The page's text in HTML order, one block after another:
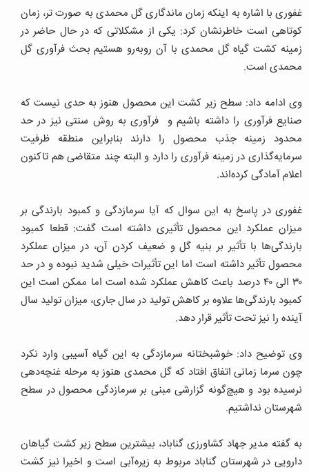
غفوری با اشاره به اینکه زمان ماندگاری گل محمدی به صورت تر، زمان
کوتاهی است خاطرنشان کرد: یکی از مشکلاتی که در حال حاضر در
زمینه کشت گیاه گل محمدی با آن روبه‌رو هستیم بحث فرآوری گل
محمدی است.
وی ادامه داد: سطح زیر کشت این محصول هنوز به حدی نیست که
صنایع فرآوری را داشته باشیم و فرآوری به روش سنتی نیز در حد
محدود زمینه جذب محصول را دارند بنابراین منطقه ظرفیت
سرمایه‌گذاری در زمینه فرآوری را دارد و البته چند متقاضی هم تاکنون
اعلام آمادگی کرده‌اند.
غفوری در پاسخ به این سوال که آیا سرمازدگی و کمبود بارندگی بر
میزان عملکرد این محصول تأثیری داشته است گفت: قطعا کمبود
بارندگی‌ها با تأثیر بر بنیه گل و ضعیف کردن آن، در میزان عملکرد
محصول تأثیر داشته است اما این تأثیرات خیلی شدید نبوده و در حد
۳۰ الی ۴۰ درصد باعث کاهش عملکرد شده است اما ممکن است این
کمبود بارندگی‌ها علاوه بر کاهش تولید در سال جاری، میزان تولید سال
آینده را نیز تحت تأثیر قرار دهد.
وی توضیح داد: خوشبختانه سرمازدگی به این گیاه آسیبی وارد نکرد
چون سرما زمانی اتفاق افتاد که گل محمدی هنوز به مرحله غنچه‌دهی
نرسیده بود و هیچ‌گونه گزارشی مبنی بر سرمازدگی محصول در سطح
شهرستان نداشتیم.
به گفته‌ مدیر جهاد کشاورزی گناباد، بیشترین سطح زیر کشت گیاهان
دارویی در شهرستان گناباد مربوط به زیره‌آبی است و اخیرا نیز کشت